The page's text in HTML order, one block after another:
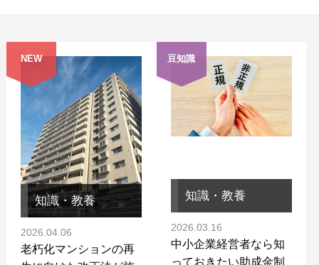
NEW
知識・教養
2026.04.06
老朽化マンションの再
豆知識
知識・教養
2026.03.16
中小企業経営者なら知
っておきたい助成金制